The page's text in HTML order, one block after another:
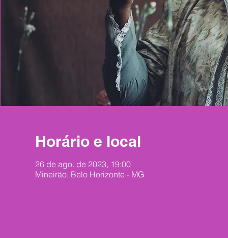
Horário e local
26 de ago. de 2023, 19:00
Mineirão, Belo Horizonte - MG